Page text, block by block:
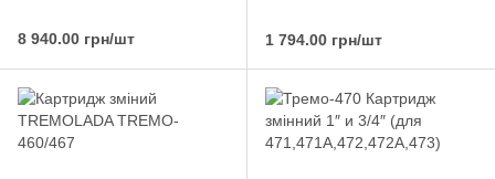
8 940.00 грн/шт 1 794.00 грн/шт